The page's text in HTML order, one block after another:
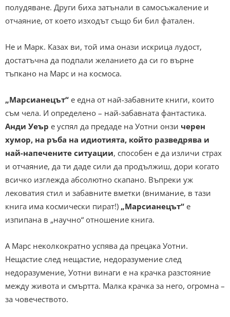
полудяване. Други биха затънали в самосъжаление и
отчаяние, от което изходът също би бил фатален.
Не и Марк. Казах ви, той има онази искрица лудост,
достатъчна да подпали желанието да си го върне
тъпкано на Марс и на космоса.
„Марсианецът“ е една от най-забавните книги, които
съм чела. И определено – най-забавната фантастика.
Анди Уеър е успял да предаде на Уотни онзи черен
хумор, на ръба на идиотията, който разведрява и
най-напечените ситуации, способен е да изличи страх
и отчаяние, да ти даде сили да продължиш, дори когато
всичко изглежда абсолютно скапано. Въпреки уж
лековатия стил и забавните вметки (внимание, в тази
книга има космически пират!) „Марсианецът“ е
изпипана в „научно“ отношение книга.
А Марс неколкократно успява да прецака Уотни.
Нещастие след нещастие, недоразумение след
недоразумение, Уотни винаги е на крачка разстояние
между живота и смъртта. Малка крачка за него, огромна –
за човечеството.